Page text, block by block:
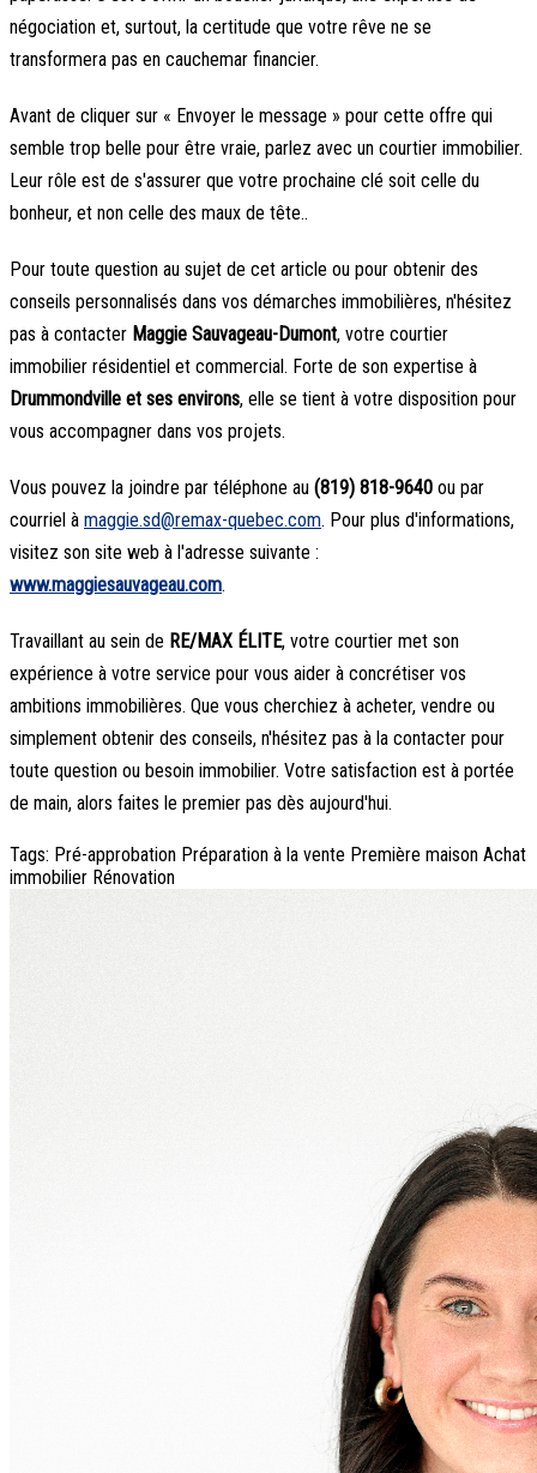
négociation et, surtout, la certitude que votre rêve ne se
transformera pas en cauchemar financier.
Avant de cliquer sur « Envoyer le message » pour cette offre qui
semble trop belle pour être vraie, parlez avec un courtier immobilier.
Leur rôle est de s'assurer que votre prochaine clé soit celle du
bonheur, et non celle des maux de tête..
Pour toute question au sujet de cet article ou pour obtenir des
conseils personnalisés dans vos démarches immobilières, n'hésitez
pas à contacter Maggie Sauvageau-Dumont, votre courtier
immobilier résidentiel et commercial. Forte de son expertise à
Drummondville et ses environs, elle se tient à votre disposition pour
vous accompagner dans vos projets.
Vous pouvez la joindre par téléphone au (819) 818-9640 ou par
courriel à maggie.sd@remax-quebec.com. Pour plus d'informations,
visitez son site web à l'adresse suivante :
www.maggiesauvageau.com.
Travaillant au sein de RE/MAX ÉLITE, votre courtier met son
expérience à votre service pour vous aider à concrétiser vos
ambitions immobilières. Que vous cherchiez à acheter, vendre ou
simplement obtenir des conseils, n'hésitez pas à la contacter pour
toute question ou besoin immobilier. Votre satisfaction est à portée
de main, alors faites le premier pas dès aujourd'hui.
Tags: Pré-approbation Préparation à la vente Première maison Achat
immobilier Rénovation